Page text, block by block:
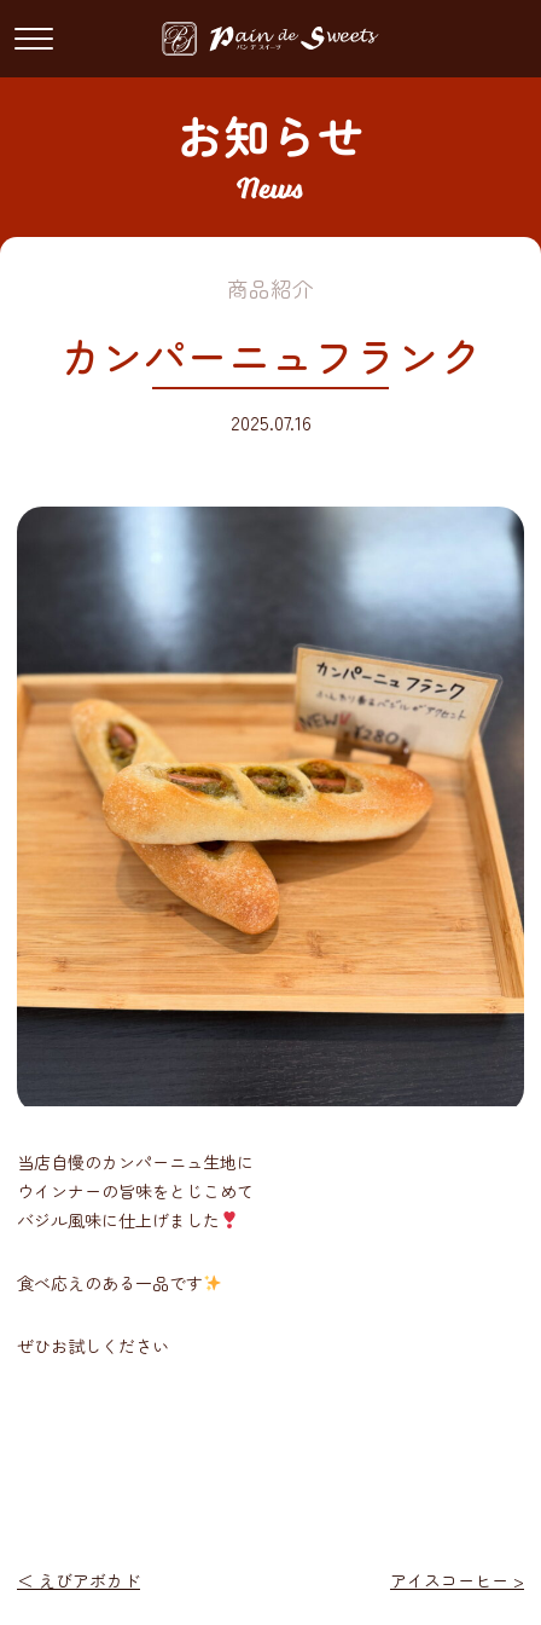
to
content
お知らせ
商品紹介
カンパーニュフランク
2025.07.16
当店自慢のカンパーニュ生地に
ウインナーの旨味をとじこめて
バジル風味に仕上げました
食べ応えのある一品です
ぜひお試しください
投
＜ えびアボカド アイスコーヒー >